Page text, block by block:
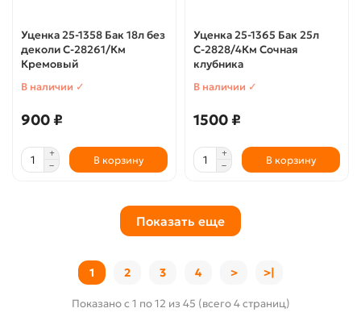
Уценка 25-1358 Бак 18л без
деколи С-28261/Км
Кремовый
В наличии ✓
900 ₽
В корзину
Уценка 25-1365 Бак 25л
С-2828/4Км Сочная
клубника
В наличии ✓
1500 ₽
В корзину
Показать еще
1 2 3 4 > >|
Показано с 1 по 12 из 45 (всего 4 страниц)